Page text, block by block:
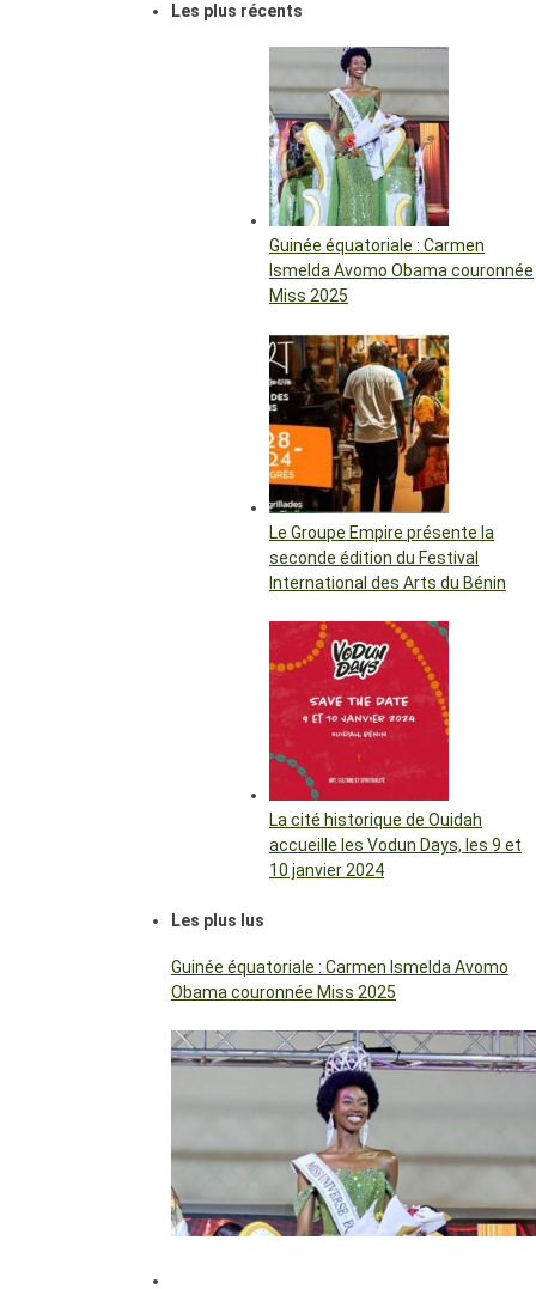
Les plus récents
Guinée équatoriale : Carmen
Ismelda Avomo Obama couronnée
Miss 2025
Le Groupe Empire présente la
seconde édition du Festival
International des Arts du Bénin
La cité historique de Ouidah
accueille les Vodun Days, les 9 et
10 janvier 2024
Les plus lus
Guinée équatoriale : Carmen Ismelda Avomo
Obama couronnée Miss 2025